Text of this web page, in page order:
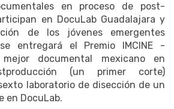
en proceso de post-
en DocuLab Guadalajara y
de los jóvenes emergentes
entregará el Premio IMCINE -
documental mexicano en
(un primer corte)
laboratorio de disección de un
en DocuLab.